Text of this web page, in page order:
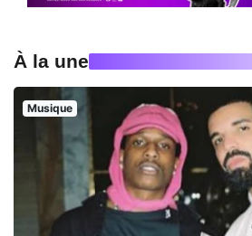
À la une
Musique